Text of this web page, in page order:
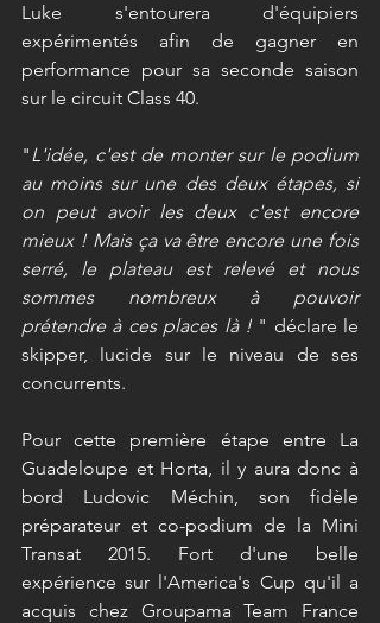
Luke s'entourera d'équipiers
expérimentés afin de gagner en
performance pour sa seconde saison
sur le circuit Class 40.
"L'idée, c'est de monter sur le podium
au moins sur une des deux étapes, si
on peut avoir les deux c'est encore
mieux ! Mais ça va être encore une fois
serré, le plateau est relevé et nous
sommes nombreux à pouvoir
prétendre à ces places là ! " déclare le
skipper, lucide sur le niveau de ses
concurrents.
Pour cette première étape entre La
Guadeloupe et Horta, il y aura donc à
bord Ludovic Méchin, son fidèle
préparateur et co-podium de la Mini
Transat 2015. Fort d'une belle
expérience sur l'America's Cup qu'il a
acquis chez Groupama Team France